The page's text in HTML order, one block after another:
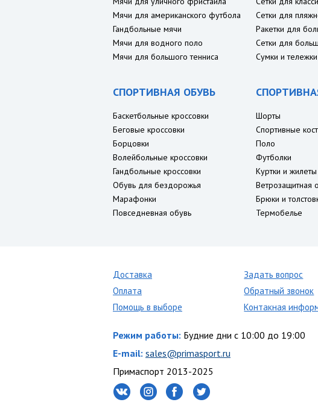
Мячи для американского футбола
Гандбольные мячи
Мячи для водного поло
Мячи для большого тенниса
Сетки для
Ракетки для
Сетки для
Сумки и
СПОРТИВНАЯ ОБУВЬ
Баскетбольные кроссовки
Беговые кроссовки
Борцовки
Волейбольные кроссовки
Гандбольные кроссовки
Обувь для бездорожья
Марафонки
Повседневная обувь
Шорты
Спортивные
Поло
Футболки
Куртки и жилеты
Ветрозащитная
Брюки и
Термобелье
Доставка
Оплата
Помощь в выборе
Задать вопрос
Обратный звонок
Контакная
Режим работы: Будние дни с 10:00 до 19:00
E-mail: sales@primasport.ru
Примаспорт 2013-2025